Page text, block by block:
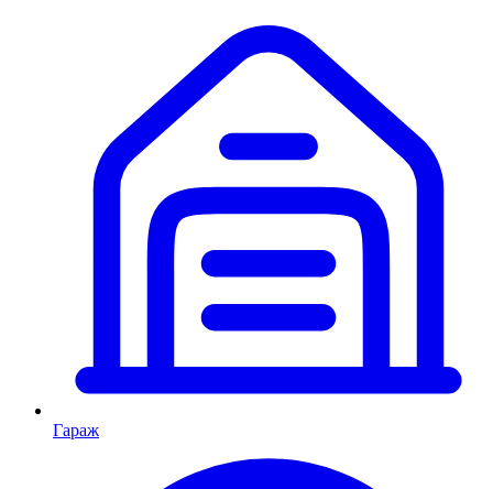
Гараж